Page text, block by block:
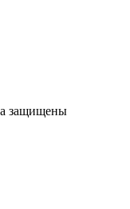
защищены